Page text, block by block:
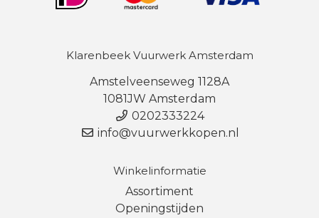
Klarenbeek Vuurwerk Amsterdam
Amstelveenseweg 1128A
1081JW Amsterdam
0202333224
info@vuurwerkkopen.nl
Winkelinformatie
Assortiment
Openingstijden